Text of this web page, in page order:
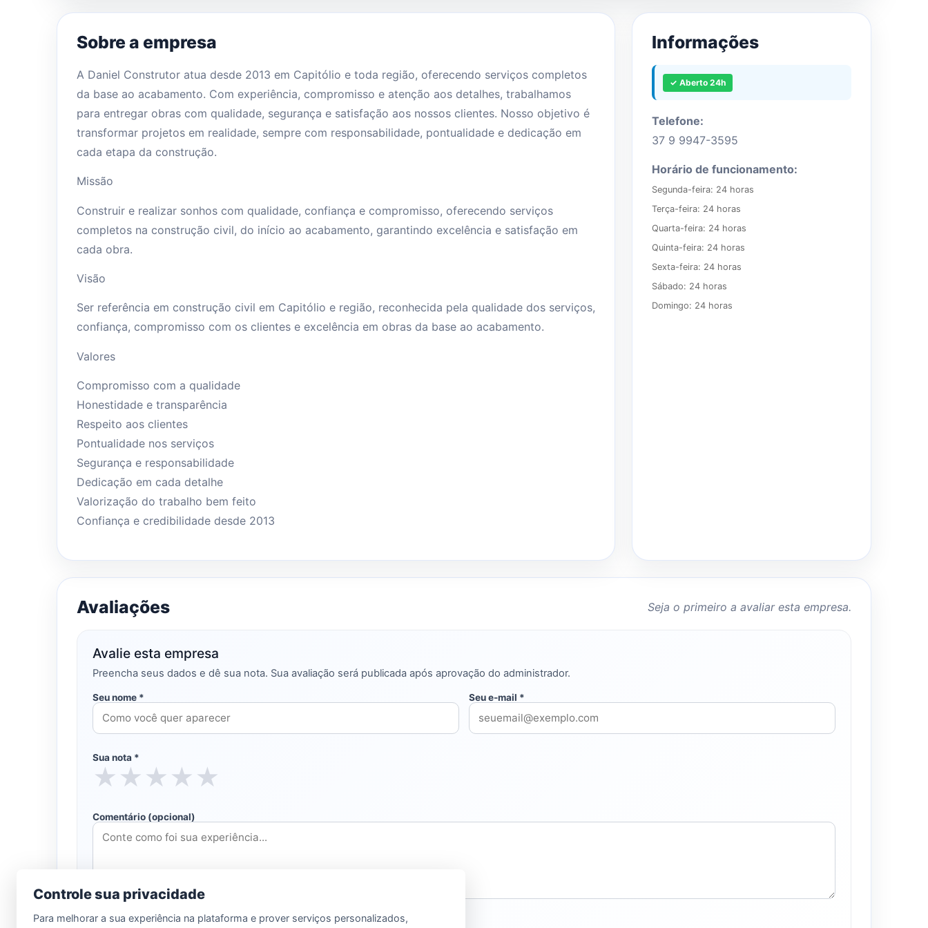
Sobre a empresa
A Daniel Construtor atua desde 2013 em Capitólio e toda região, oferecendo serviços completos
da base ao acabamento. Com experiência, compromisso e atenção aos detalhes, trabalhamos
para entregar obras com qualidade, segurança e satisfação aos nossos clientes. Nosso objetivo é
transformar projetos em realidade, sempre com responsabilidade, pontualidade e dedicação em
cada etapa da construção.
Missão
Construir e realizar sonhos com qualidade, confiança e compromisso, oferecendo serviços
completos na construção civil, do início ao acabamento, garantindo excelência e satisfação em
cada obra.
Visão
Ser referência em construção civil em Capitólio e região, reconhecida pela qualidade dos serviços,
confiança, compromisso com os clientes e excelência em obras da base ao acabamento.
Valores
Compromisso com a qualidade
Honestidade e transparência
Respeito aos clientes
Pontualidade nos serviços
Segurança e responsabilidade
Dedicação em cada detalhe
Valorização do trabalho bem feito
Confiança e credibilidade desde 2013
Informações
✓ Aberto 24h
Telefone:
37 9 9947-3595
Horário de funcionamento:
Segunda-feira: 24 horas
Terça-feira: 24 horas
Quarta-feira: 24 horas
Quinta-feira: 24 horas
Sexta-feira: 24 horas
Sábado: 24 horas
Domingo: 24 horas
Avaliações Seja o primeiro a avaliar esta empresa.
Avalie esta empresa
Preencha seus dados e dê sua nota. Sua avaliação será publicada após aprovação do administrador.
Seu nome * Seu e-mail *
Sua nota *
★ ★ ★ ★ ★
Comentário (opcional)
Enviar avaliação
Controle sua privacidade
Para melhorar a sua experiência na plataforma e prover serviços personalizados,